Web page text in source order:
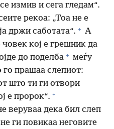
измив и сега гледам“.
рекоа: „Тоа не е
држи саботата“. + А
кој е грешник да
до поделба + меѓу
прашаа слепиот:
што ти ги отвори
е пророк“. +
веруваа дека бил слеп
ги повикаа неговите